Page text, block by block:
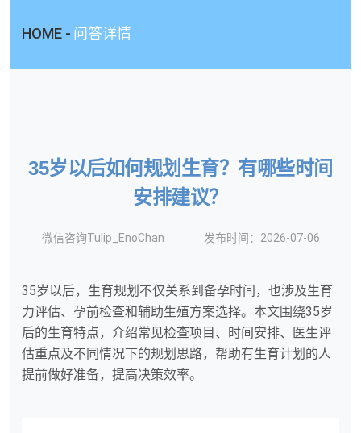
HOME - 问答详情
35岁以后如何规划生育？有哪些时间
安排建议？
微信咨询Tulip_EnoChan 发布时间：2026-07-06
35岁以后，生育规划不仅关系到备孕时间，也涉及生育
力评估、孕前检查和辅助生殖方案选择。本文围绕35岁
后的生育特点，介绍常见检查项目、时间安排、医生评
估重点及不同情况下的规划思路，帮助有生育计划的人
提前做好准备，提高决策效率。